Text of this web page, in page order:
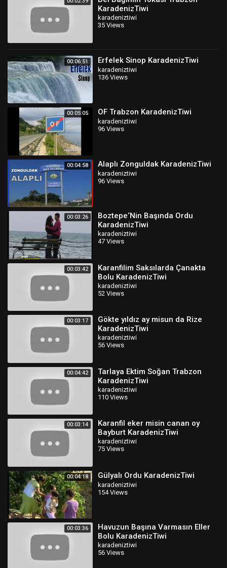
KaradenizTiwi
karadeniztiwi
35 Views
00:06:51 Erfelek Sinop KaradenizTiwi
karadeniztiwi
136 Views
00:05:05 OF Trabzon KaradenizTiwi
karadeniztiwi
96 Views
00:04:58 Alaplı Zonguldak KaradenizTiwi
karadeniztiwi
96 Views
00:03:26
Boztepe‘Nin Başında Ordu
KaradenizTiwi
karadeniztiwi
47 Views
00:03:42
Karanfilim Saksılarda Çanakta
Bolu KaradenizTiwi
karadeniztiwi
52 Views
00:03:17
Gökte yıldız ay misun da Rize
KaradenizTiwi
karadeniztiwi
56 Views
00:04:42
Tarlaya Ektim Soğan Trabzon
KaradenizTiwi
karadeniztiwi
110 Views
00:03:14
Karanfil eker misin canan oy
Bayburt KaradenizTiwi
karadeniztiwi
75 Views
00:04:18 Gülyalı Ordu KaradenizTiwi
karadeniztiwi
154 Views
00:03:36
Havuzun Başına Varmasın Eller
Bolu KaradenizTiwi
karadeniztiwi
56 Views